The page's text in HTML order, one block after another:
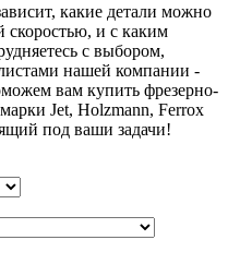
какие детали можно
скоростью, и с каким
с выбором,
нашей компании -
вам купить фрезерно-
Jet, Holzmann, Ferrox
под ваши задачи!